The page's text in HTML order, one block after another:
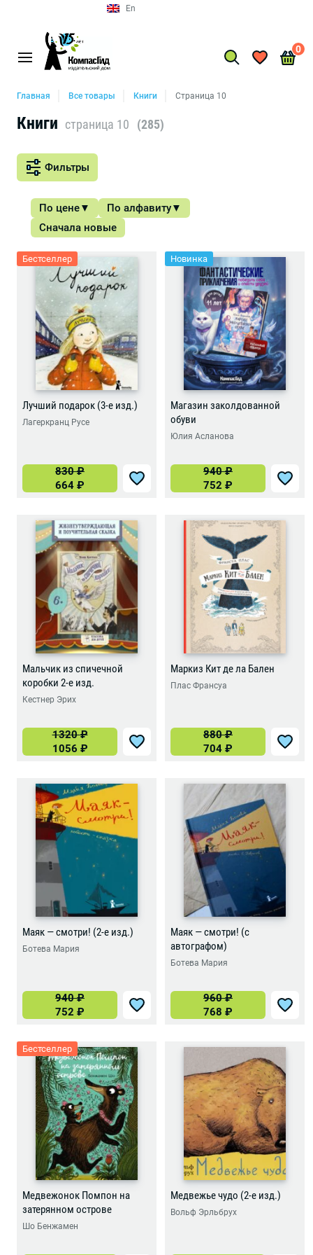
Главная Все товары Книги Страница 10
Книги страница 10 (285)
Фильтры
По цене
По алфавиту
Сначала новые
Бестселлер
Лучший подарок (3-е изд.)
Лагеркранц Русе
830₽
664 ₽
Новинка
Магазин заколдованной
обуви
Юлия Асланова
940₽
752 ₽
Мальчик из спичечной
коробки 2-е изд.
Кестнер Эрих
1320₽
1056 ₽
Маркиз Кит де ла Бален
Плас Франсуа
880₽
704 ₽
Маяк — смотри! (2-е изд.)
Ботева Мария
940₽
752 ₽
Маяк — смотри! (с
автографом)
Ботева Мария
960₽
768 ₽
Бестселлер
Медвежонок Помпон на
затерянном острове
Шо Бенжамен
Медвежье чудо (2-е изд.)
Вольф Эрльбрух
En
0